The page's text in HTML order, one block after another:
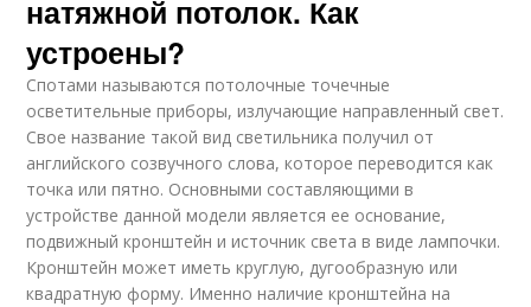
натяжной потолок. Как
устроены?
Спотами называются потолочные точечные
осветительные приборы, излучающие направленный свет.
Свое название такой вид светильника получил от
английского созвучного слова, которое переводится как
точка или пятно. Основными составляющими в
устройстве данной модели является ее основание,
подвижный кронштейн и источник света в виде лампочки.
Кронштейн может иметь круглую, дугообразную или
квадратную форму. Именно наличие кронштейна на